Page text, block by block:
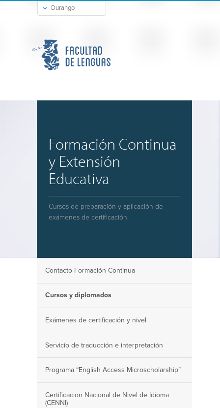
Durango
Gómez Palacio
Formación Continua
y Extensión
Educativa
Cursos de preparación y aplicación de
exámenes de certificación.
Contacto Formación Continua
Cursos y diplomados
Exámenes de certificación y nivel
Servicio de traducción e interpretación
Programa “English Access Microscholarship”
Certificacion Nacional de Nivel de Idioma
(CENNI)